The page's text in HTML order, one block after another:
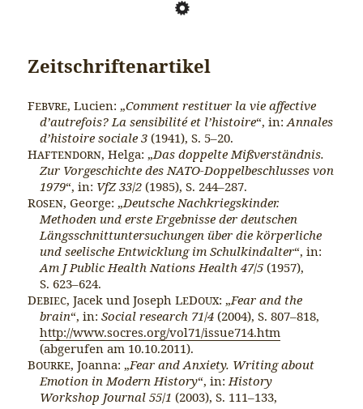
Zeitschriftenartikel
Febvre, Lucien: „Comment restituer la vie affective
d’autrefois? La sensibilité et l’histoire“, in:Annales
d’histoire sociale 3 (1941), S. 5–20.
Haftendorn, Helga: „Das doppelte Mißverständnis.
Zur Vorgeschichte des NATO-Doppelbeschlusses von
1979“, in: VfZ 33/2 (1985), S. 244–287.
Rosen, George: „Deutsche Nachkriegskinder.
Methoden und erste Ergebnisse der deutschen
Längsschnittuntersuchungen über die körperliche
und seelische Entwicklung im Schulkindalter“, in:
Am J Public Health Nations Health 47/5 (1957),
S. 623–624.
Debiec, Jacek und JosephLeDoux: „Fear and the
brain“, in:Social research 71/4 (2004), S. 807–818,
http://www.socres.org/vol71/issue714.htm
(abgerufen am 10.10.2011).
Bourke, Joanna: „Fear and Anxiety. Writing about
Emotion in Modern History“, in:History
Workshop Journal 55/1 (2003), S. 111–133,